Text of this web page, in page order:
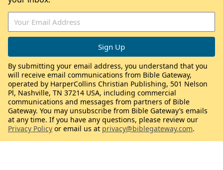
By submitting your email address, you understand that you
will receive email communications from Bible Gateway,
operated by HarperCollins Christian Publishing, 501 Nelson
Pl, Nashville, TN 37214 USA, including commercial
communications and messages from partners of Bible
Gateway. You may unsubscribe from Bible Gateway’s emails
at any time. If you have any questions, please review our
Privacy Policy or email us at privacy@biblegateway.com.